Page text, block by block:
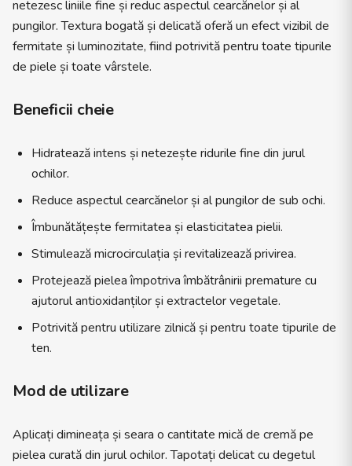
netezesc liniile fine și reduc aspectul cearcănelor și al
pungilor. Textura bogată și delicată oferă un efect vizibil de
fermitate și luminozitate, fiind potrivită pentru toate tipurile
de piele și toate vârstele.
Beneficii cheie
Hidratează intens și netezește ridurile fine din jurul
ochilor.
Reduce aspectul cearcănelor și al pungilor de sub ochi.
Îmbunătățește fermitatea și elasticitatea pielii.
Stimulează microcirculația și revitalizează privirea.
Protejează pielea împotriva îmbătrânirii premature cu
ajutorul antioxidanților și extractelor vegetale.
Potrivită pentru utilizare zilnică și pentru toate tipurile de
ten.
Mod de utilizare
Aplicați dimineața și seara o cantitate mică de cremă pe
pielea curată din jurul ochilor. Tapotați delicat cu degetul